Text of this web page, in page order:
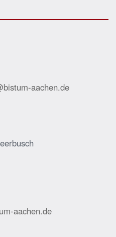
aachen.de
aachen.de